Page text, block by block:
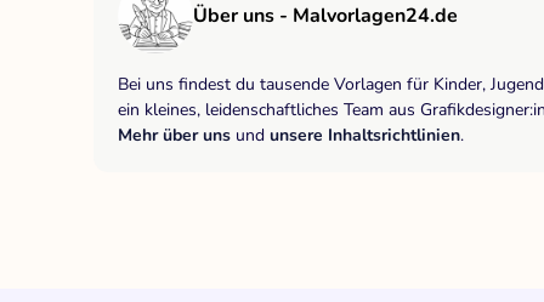
Über uns - Malvorlagen24.de
Bei uns findest du tausende Vorlagen für Kinder,
ein kleines, leidenschaftliches Team aus
Mehr über uns und unsere Inhaltsrichtlinien.